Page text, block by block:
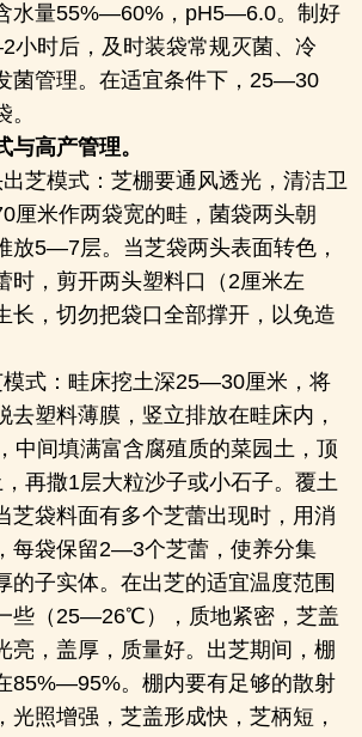
水量55%―60%，pH5―6.0。制好
小时后，及时装袋常规灭菌、冷
菌管理。在适宜条件下，25―30
与高产管理。
芝模式：芝棚要通风透光，清洁卫
厘米作两袋宽的畦，菌袋两头朝
放5―7层。当芝袋两头表面转色，
时，剪开两头塑料口（2厘米左
长，切勿把袋口全部撑开，以免造
式：畦床挖土深25―30厘米，将
去塑料薄膜，竖立排放在畦床内，
中间填满富含腐殖质的菜园土，顶
再撒1层大粒沙子或小石子。覆土
芝袋料面有多个芝蕾出现时，用消
每袋保留2―3个芝蕾，使养分集
的子实体。在出芝的适宜温度范围
些（25―26℃），质地紧密，芝盖
亮，盖厚，质量好。出芝期间，棚
85%―95%。棚内要有足够的散射
光照增强，芝盖形成快，芝柄短，